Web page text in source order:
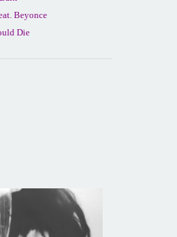
Beyonce
Die